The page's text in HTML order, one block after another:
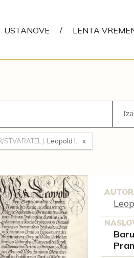
USTANOVE / LENTA
STVARATELJ: Leopold I.